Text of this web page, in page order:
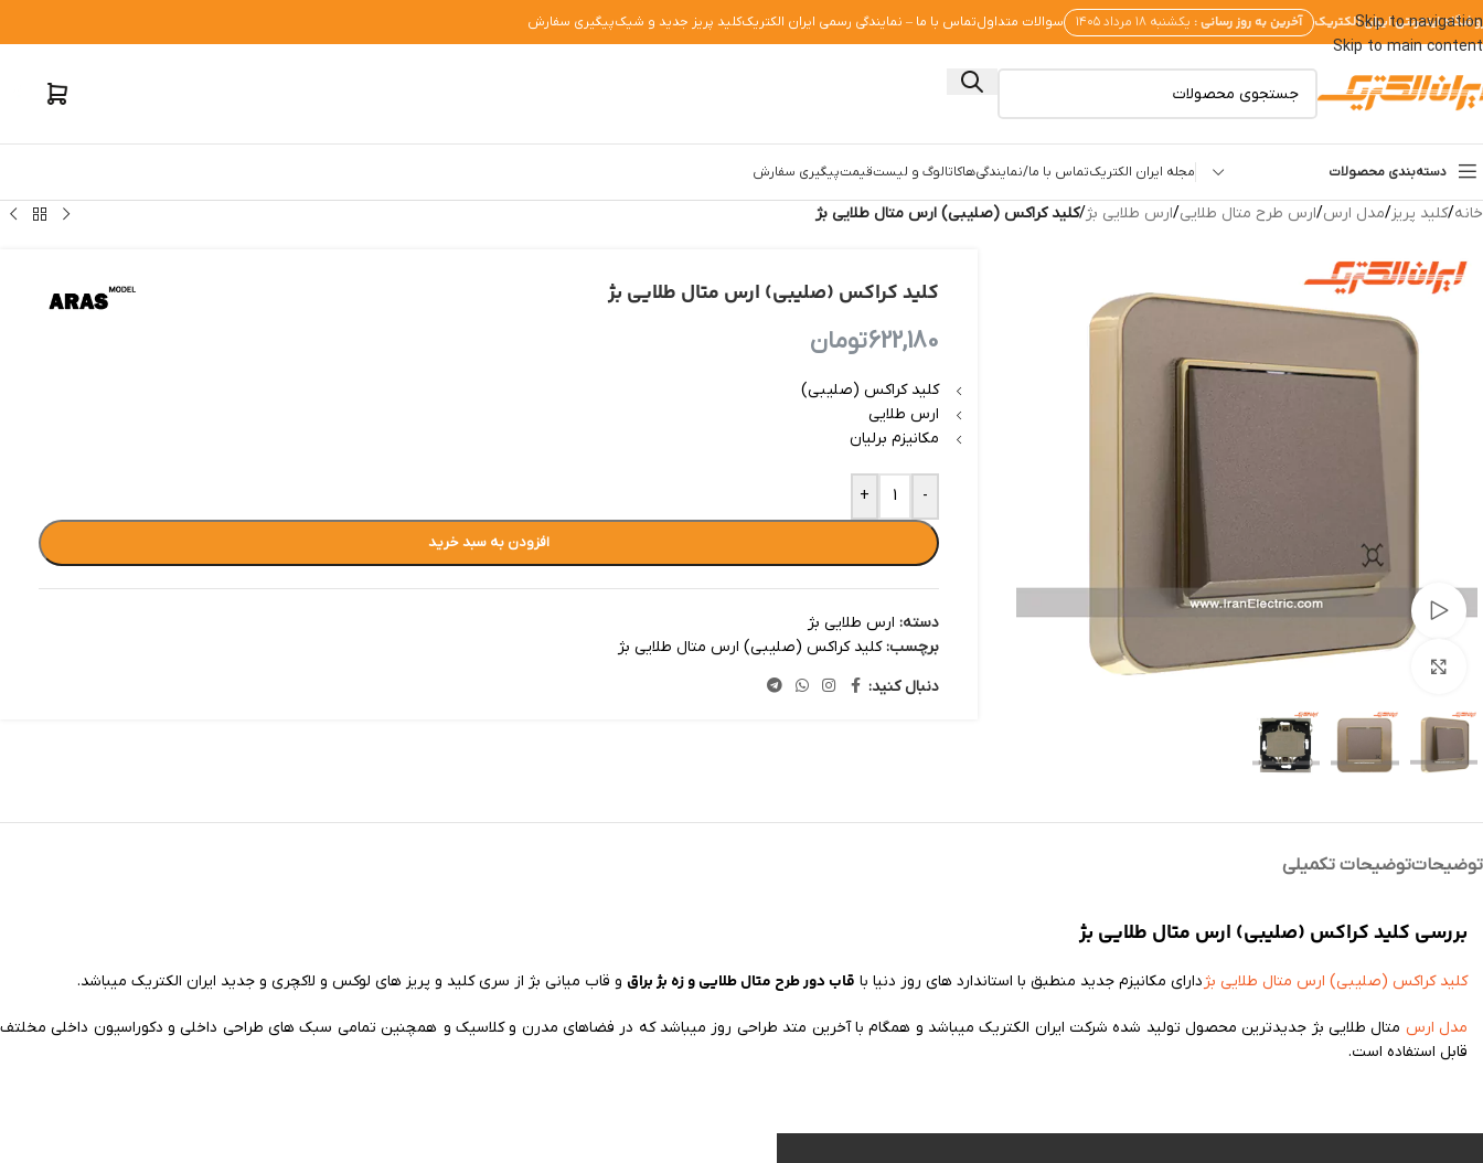
Skip to navigation
Skip to main content
اینترنتی ایران الکتریک آخرین به روز رسانی : یکشنبه ۱۸ مرداد ۱۴۰۵ سوالات متداولتماس با ما – نمایندگی رسمی ایران الکتریککلید پریز جدید و شیکپیگیری سفارش
دسته‌بندی محصولات مجله ایران الکتریکتماس با ما/نمایندگی‌هاکاتالوگ و لیست‌قیمتپیگیری سفارش
خانه/کلید پریز/مدل ارس/ارس طرح متال طلایی/ارس طلایی بژ/کلید کراکس (صلیبی) ارس متال طلایی بژ
کلید کراکس (صلیبی) ارس متال طلایی بژ
622,180تومان
کلید کراکس (صلیبی)
ارس طلایی
مکانیزم برلیان
-
+
افزودن به سبد خرید
دسته: ارس طلایی بژ
برچسب: کلید کراکس (صلیبی) ارس متال طلایی بژ
دنبال کنید:
توضیحاتتوضیحات تکمیلی
بررسی کلید کراکس (صلیبی) ارس متال طلایی بژ
کلید کراکس (صلیبی) ارس متال طلایی بژدارای مکانیزم جدید منطبق با استاندارد های روز دنیا با قاب دور طرح متال طلایی و زه بژ براق و قاب میانی بژ از سری کلید و پریز های لوکس و لاکچری و جدید ایران الکتریک میباشد.
مدل ارس متال طلایی بژ جدیدترین محصول تولید شده شرکت ایران الکتریک میباشد و همگام با آخرین متد طراحی روز میباشد که در فضاهای مدرن و کلاسیک و همچنین تمامی سبک های طراحی داخلی و دکوراسیون داخلی مخلتف
قابل استفاده است.